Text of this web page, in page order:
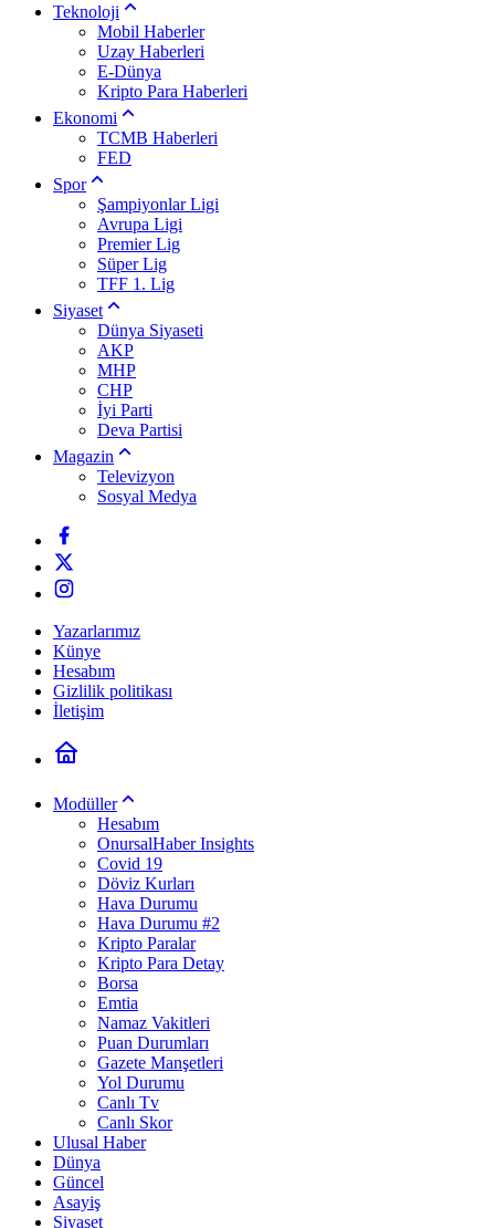
Teknoloji
Mobil Haberler
Uzay Haberleri
E-Dünya
Kripto Para Haberleri
Ekonomi
TCMB Haberleri
FED
Spor
Şampiyonlar Ligi
Avrupa Ligi
Premier Lig
Süper Lig
TFF 1. Lig
Siyaset
Dünya Siyaseti
AKP
MHP
CHP
İyi Parti
Deva Partisi
Magazin
Televizyon
Sosyal Medya
Yazarlarımız
Künye
Hesabım
Gizlilik politikası
İletişim
Modüller
Hesabım
OnursalHaber Insights
Covid 19
Döviz Kurları
Hava Durumu
Hava Durumu #2
Kripto Paralar
Kripto Para Detay
Borsa
Emtia
Namaz Vakitleri
Puan Durumları
Gazete Manşetleri
Yol Durumu
Canlı Tv
Canlı Skor
Ulusal Haber
Dünya
Güncel
Asayiş
Siyaset